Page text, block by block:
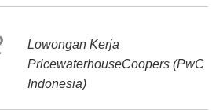
Lowongan Kerja
PricewaterhouseCoopers (PwC
Indonesia)